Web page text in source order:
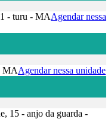
- turu - MAAgendar nessa
MAAgendar nessa unidade
15 - anjo da guarda -